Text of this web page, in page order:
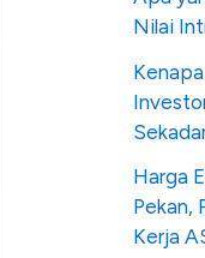
Nilai
Harga
Pekan,
Kerja